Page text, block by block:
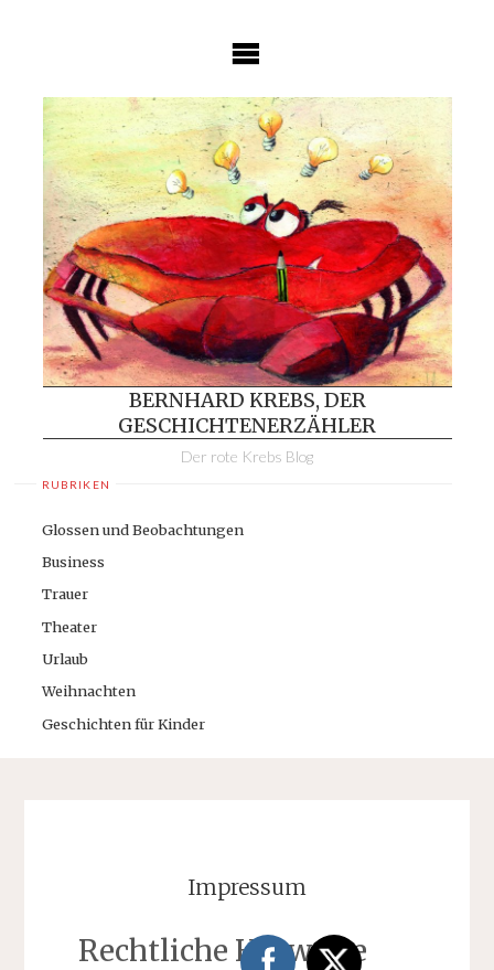
BERNHARD KREBS, DER
GESCHICHTENERZÄHLER
Der rote Krebs Blog
RUBRIKEN
Glossen und Beobachtungen
Business
Trauer
Theater
Urlaub
Weihnachten
Geschichten für Kinder
Impressum
Rechtliche Hinweise